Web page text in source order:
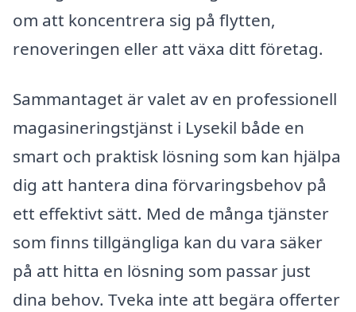
om att koncentrera sig på flytten,
renoveringen eller att växa ditt företag.
Sammantaget är valet av en professionell
magasineringstjänst i Lysekil både en
smart och praktisk lösning som kan hjälpa
dig att hantera dina förvaringsbehov på
ett effektivt sätt. Med de många tjänster
som finns tillgängliga kan du vara säker
på att hitta en lösning som passar just
dina behov. Tveka inte att begära offerter